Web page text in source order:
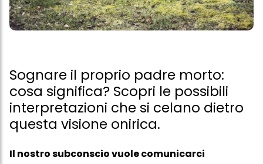
Sognare il proprio padre morto:
cosa significa? Scopri le possibili
interpretazioni che si celano dietro
questa visione onirica.
Il nostro subconscio vuole comunicarci